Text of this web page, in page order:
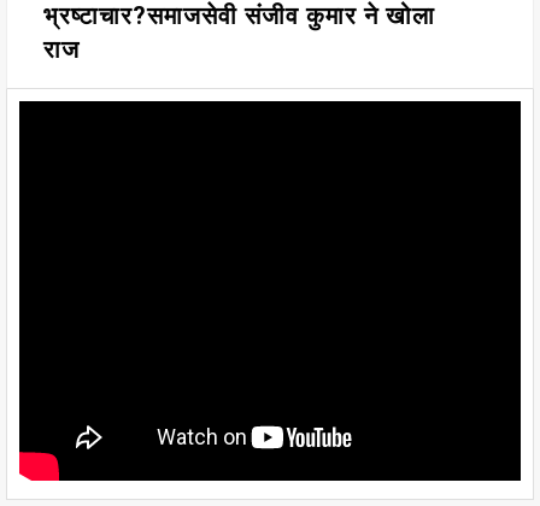
भ्रष्टाचार?समाजसेवी संजीव कुमार ने खोला
राज